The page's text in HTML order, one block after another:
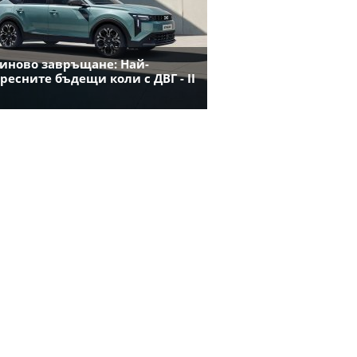
завръщане: Най-
бъдещи коли с ДВГ - II